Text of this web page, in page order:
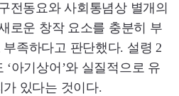
전동요와 사회통념상 별개의
로운 창작 요소를 충분히 부
족하다고 판단했다. 설령 2
아기상어’와 실질적으로 유
있다는 것이다.